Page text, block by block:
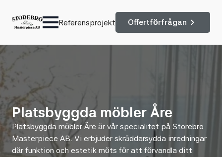
Referensprojekt Offertförfrågan
Platsbyggda möbler Åre
Platsbyggda möbler Åre är vår specialitet på Storebro
Masterpiece AB. Vi erbjuder skräddarsydda inredningar
där funktion och estetik möts för att förvandla ditt